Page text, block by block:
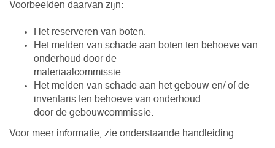
Voorbeelden daarvan zijn:
Het reserveren van boten.
Het melden van schade aan boten ten behoeve van
onderhoud door de
materiaalcommissie.
Het melden van schade aan het gebouw en/ of de
inventaris ten behoeve van onderhoud
door de gebouwcommissie.
Voor meer informatie, zie onderstaande handleiding.